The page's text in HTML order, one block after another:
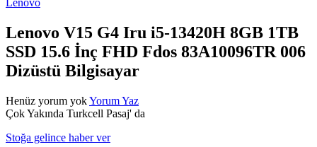
Lenovo
Lenovo V15 G4 Iru i5-13420H 8GB 1TB
SSD 15.6 İnç FHD Fdos 83A10096TR 006
Dizüstü Bilgisayar
Henüz yorum yokYorum Yaz
Çok Yakında Turkcell Pasaj' da
Stoğa gelince haber ver